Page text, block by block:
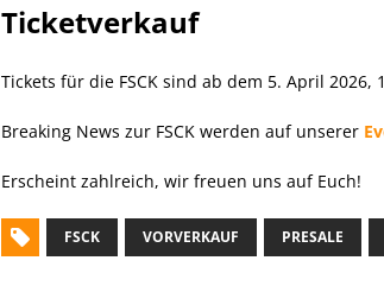
Ticketverkauf
Tickets für die FSCK sind ab dem 5. April 2026,
Breaking News zur FSCK werden auf unserer
Erscheint zahlreich, wir freuen uns auf Euch!
FSCK VORVERKAUF PRESALE